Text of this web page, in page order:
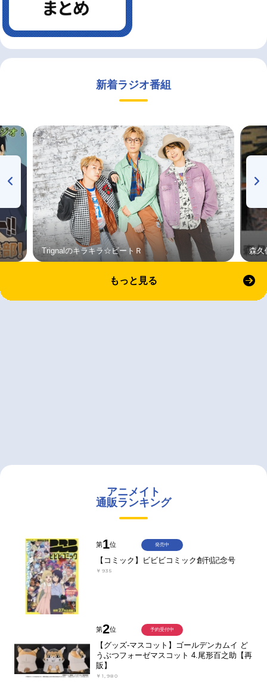
新着ラジオ番組
Trignalのキラキラ☆ビートＲ 森久
もっと見る
アニメイト
通販ランキング
第1位
【コミック】ビビビコミック創刊記念号
￥935
発売中
第2位
【グッズ-マスコット】ゴールデンカムイ ど
うぶつフォーゼマスコット 4.尾形百之助【再
販】
￥1,980
予約受付中